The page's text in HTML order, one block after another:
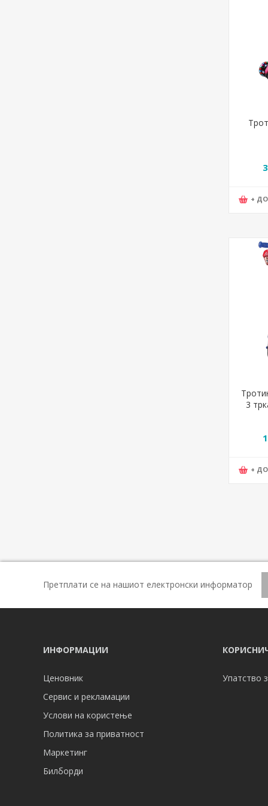
+
3
+
Претплати се на нашиот електронски информатор
ИНФОРМАЦИИ
Ценовник
Сервис и рекламации
Услови на користење
Политика за приватност
Маркетинг
Билборди
Упатство